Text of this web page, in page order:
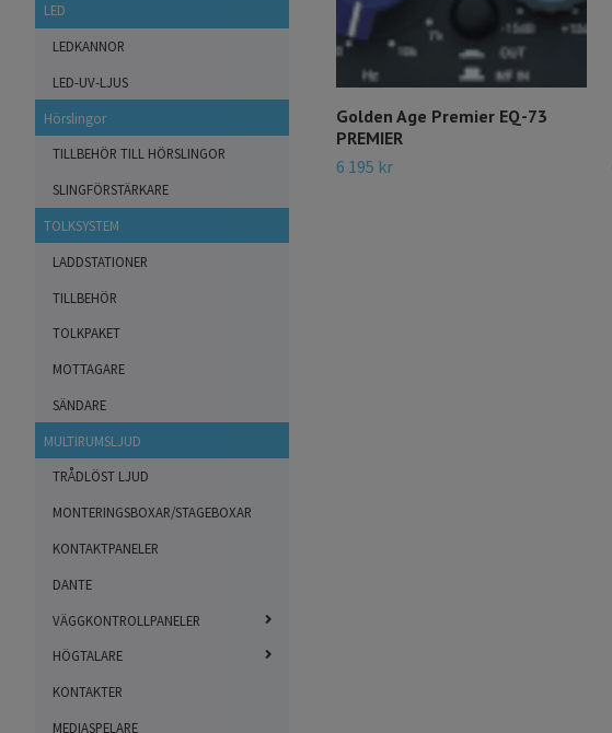
LED
LEDKANNOR
LED-UV-LJUS
Hörslingor
TILLBEHÖR TILL HÖRSLINGOR
SLINGFÖRSTÄRKARE
TOLKSYSTEM
LADDSTATIONER
TILLBEHÖR
TOLKPAKET
MOTTAGARE
SÄNDARE
MULTIRUMSLJUD
TRÅDLÖST LJUD
MONTERINGSBOXAR/STAGEBOXAR
KONTAKTPANELER
DANTE
VÄGGKONTROLLPANELER
HÖGTALARE
KONTAKTER
MEDIASPELARE
Golden Age Premier EQ-73
PREMIER
6 195 kr